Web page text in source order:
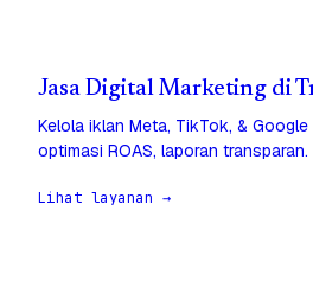
Jasa Digital Marketing di
Kelola iklan Meta, TikTok, &
optimasi ROAS, laporan transparan.
Lihat layanan →